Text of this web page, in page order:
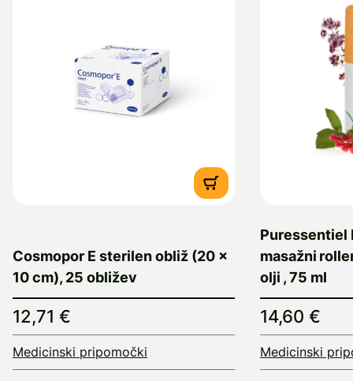
Cosmopor E sterilen obliž (20 x
10 cm), 25 obližev
12,71 €
Medicinski pripomočki
Puressentiel
masažni
olji , 75 ml
14,60 €
Medicinski